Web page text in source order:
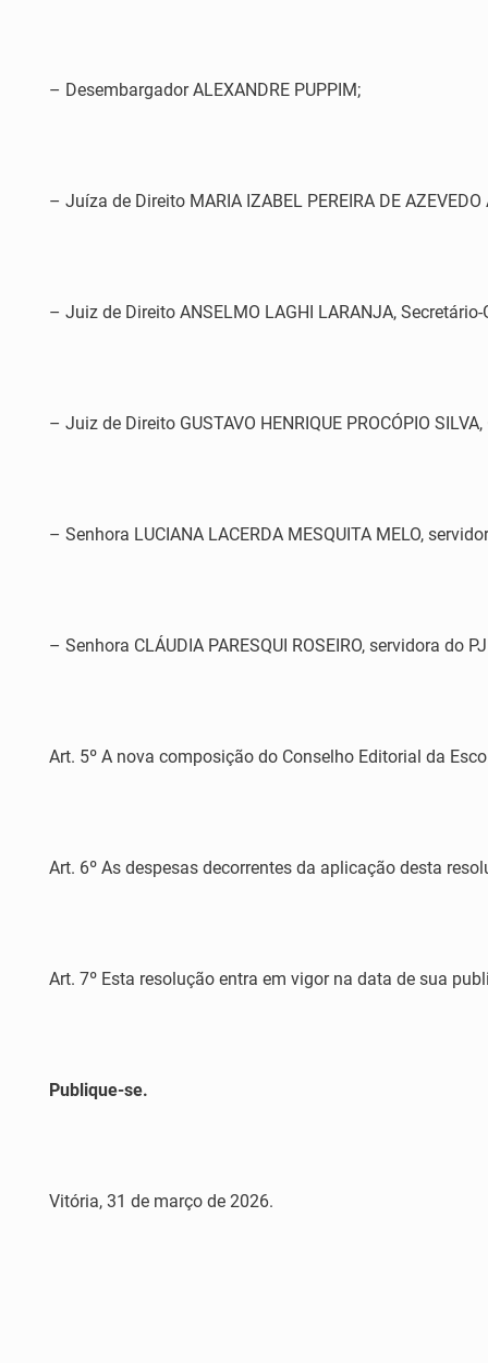
– Desembargador ALEXANDRE PUPPIM;
– Juíza de Direito MARIA IZABEL PEREIRA DE
– Juiz de Direito ANSELMO LAGHI LARANJA, Secretário-
– Juiz de Direito GUSTAVO HENRIQUE PROCÓPIO
– Senhora LUCIANA LACERDA MESQUITA MELO,
– Senhora CLÁUDIA PARESQUI ROSEIRO, servidora do
Art. 5º A nova composição do Conselho Editorial da
Art. 6º As despesas decorrentes da aplicação desta
Art. 7º Esta resolução entra em vigor na data de sua
Publique-se.
Vitória, 31 de março de 2026.